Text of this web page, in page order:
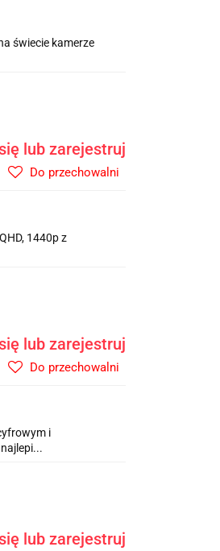
świecie kamerze
lub zarejestruj
Do przechowalni
1440p z
lub zarejestruj
Do przechowalni
i
lub zarejestruj